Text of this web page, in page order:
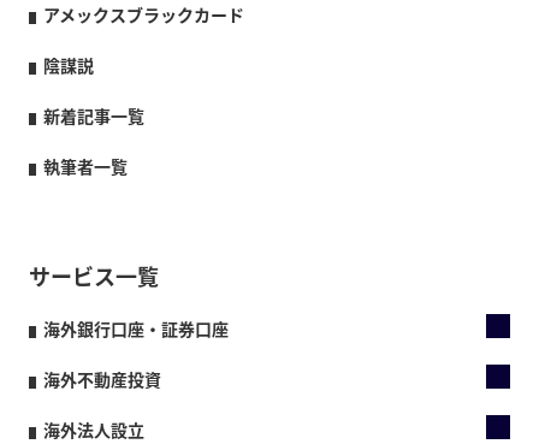
アメックスブラックカード
陰謀説
新着記事一覧
執筆者一覧
サービス一覧
海外銀行口座・証券口座
海外不動産投資
海外法人設立